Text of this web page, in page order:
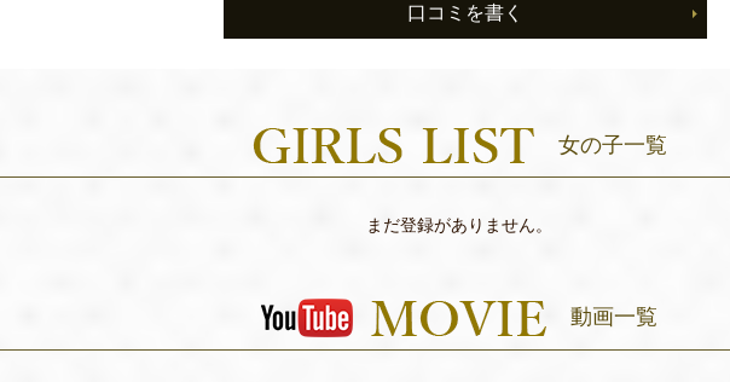
口コミを書く
女の子一覧
まだ登録がありません。
動画一覧